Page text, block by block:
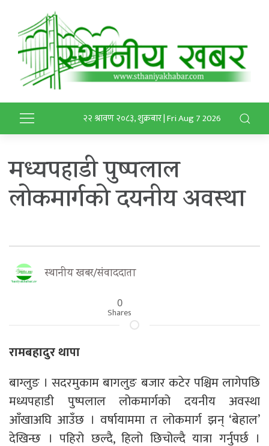
२२ श्रावण २०८३, शुक्रबार | Fri Aug 7 2026
मध्यपहाडी पुष्पलाल
लोकमार्गको दयनीय अवस्था
स्थानीय खबर/संवाददाता
0
Shares
रामबहादुर थापा
बाग्लुङ । सदरमुकाम बागलुङ बजार कटेर पश्चिम लागेपछि
मध्यपहाडी पुष्पलाल लोकमार्गको दयनीय अवस्था
आँखाअघि आउँछ । वर्षायाममा त लोकमार्ग झन् ‘बेहाल’
देखिन्छ । पहिरो छल्दै, हिलो छिचोल्दै यात्रा गर्नुपर्छ ।